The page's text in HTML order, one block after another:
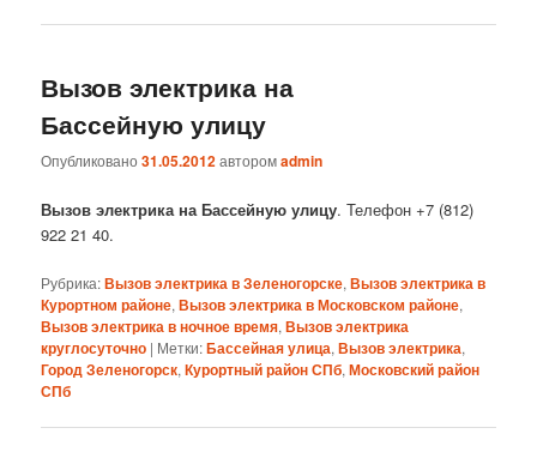
Вызов электрика на
Бассейную улицу
Опубликовано31.05.2012авторомadmin
Вызов электрика на Бассейную улицу. Телефон +7 (812)
922 21 40.
Рубрика:Вызов электрика в Зеленогорске,Вызов электрика в
Курортном районе,Вызов электрика в Московском районе,
Вызов электрика в ночное время,Вызов электрика
круглосуточно | Метки:Бассейная улица,Вызов электрика,
Город Зеленогорск,Курортный район СПб,Московский район
СПб